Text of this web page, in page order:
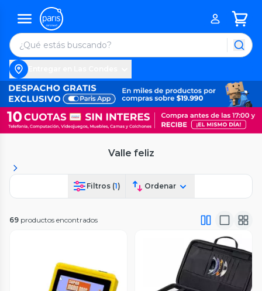
Valle feliz
Filtros (1) Ordenar
69 productos encontrados